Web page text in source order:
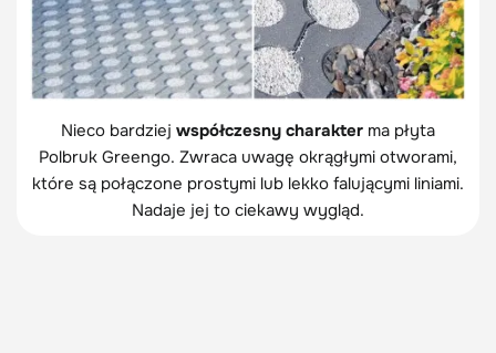
Nieco bardziej współczesny charakter ma płyta
Polbruk Greengo. Zwraca uwagę okrągłymi otworami,
które są połączone prostymi lub lekko falującymi liniami.
Nadaje jej to ciekawy wygląd.